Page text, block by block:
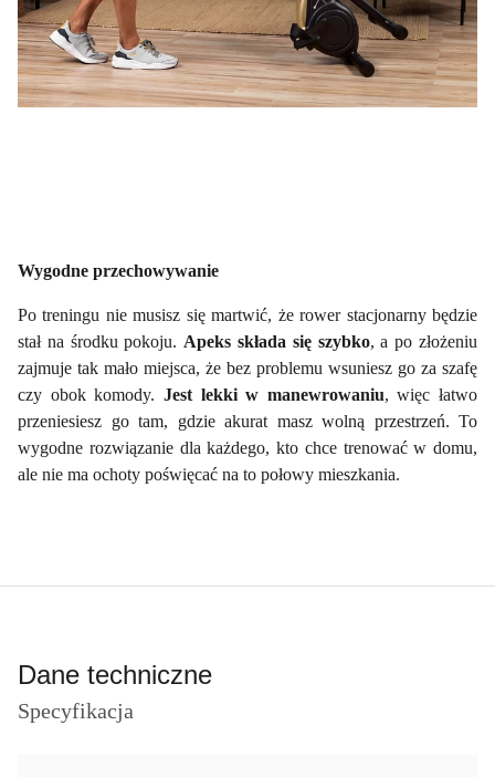
Wygodne przechowywanie
Po treningu nie musisz się martwić, że rower stacjonarny będzie
stał na środku pokoju. Apeks składa się szybko, a po złożeniu
zajmuje tak mało miejsca, że bez problemu wsuniesz go za szafę
czy obok komody. Jest lekki w manewrowaniu, więc łatwo
przeniesiesz go tam, gdzie akurat masz wolną przestrzeń. To
wygodne rozwiązanie dla każdego, kto chce trenować w domu,
ale nie ma ochoty poświęcać na to połowy mieszkania.
Dane techniczne
Specyfikacja